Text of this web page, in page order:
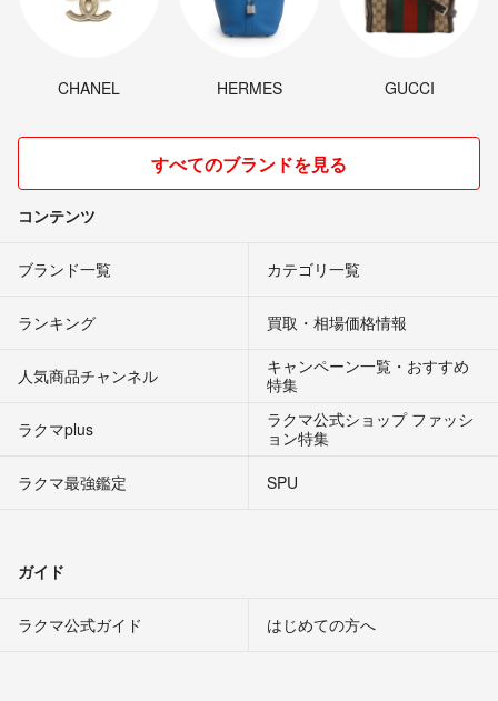
CHANEL HERMES GUCCI
すべてのブランドを見る
コンテンツ
ブランド一覧 カテゴリ一覧
ランキング 買取・相場価格情報
人気商品チャンネル
キャンペーン一覧・おすすめ
特集
ラクマplus
ラクマ公式ショップ ファッシ
ョン特集
ラクマ最強鑑定
SPU
ガイド
ラクマ公式ガイド はじめての方へ